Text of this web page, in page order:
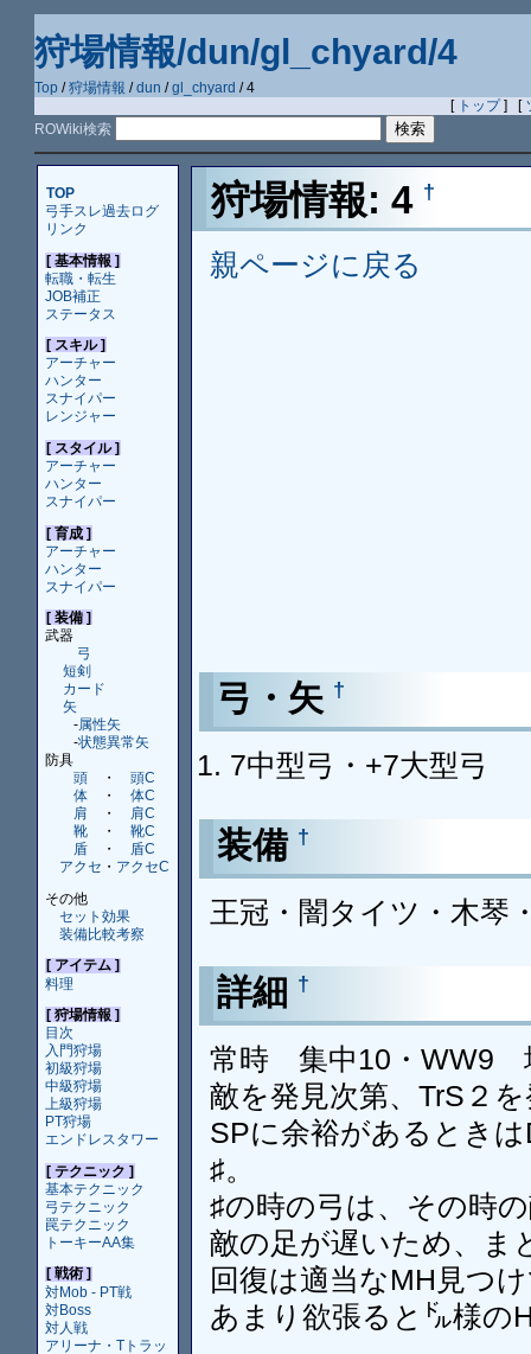
狩場情報/dun/gl_chyard/4
Top /狩場情報 /dun /gl_chyard / 4
[ トップ] [
ROWiki検索
TOP
弓手スレ過去ログ
リンク
[ 基本情報 ]
転職・転生
JOB補正
ステータス
[ スキル ]
アーチャー
ハンター
スナイパー
レンジャー
[ スタイル ]
アーチャー
ハンター
スナイパー
[ 育成 ]
アーチャー
ハンター
スナイパー
[ 装備 ]
武器
弓
短剣
カード
矢
-属性矢
-状態異常矢
防具
頭
・
頭C
体
・
体C
肩
・
肩C
靴
・
靴C
盾
・
盾C
アクセ ・ アクセC
その他
セット効果
装備比較考察
[ アイテム ]
料理
[ 狩場情報 ]
目次
入門狩場
初級狩場
中級狩場
上級狩場
PT狩場
エンドレスタワー
[ テクニック ]
基本テクニック
弓テクニック
罠テクニック
トーキーAA集
[ 戦術 ]
対Mob - PT戦
対Boss
対人戦
アリーナ・Tトラッ
狩場情報: 4 †
親ページに戻る
弓・矢 †
7中型弓・+7大型弓
装備 †
王冠・闇タイツ・木琴
詳細 †
常時 集中10・WW9
敵を発見次第、TrS２
SPに余裕があるとき
♯。
♯の時の弓は、その時
敵の足が遅いため、ま
回復は適当なMH見つ
あまり欲張ると㌦様の